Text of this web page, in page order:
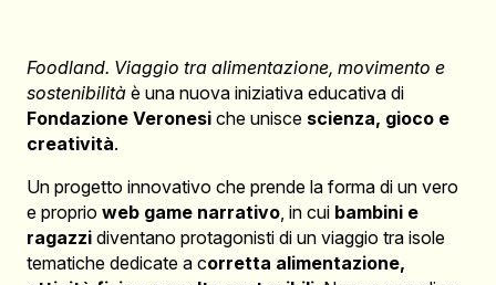
Foodland. Viaggio tra alimentazione, movimento e
sostenibilità è una nuova iniziativa educativa di
Fondazione Veronesi che unisce scienza, gioco e
creatività.
Un progetto innovativo che prende la forma di un vero
e proprio web game narrativo , in cui bambini e
ragazzi diventano protagonisti di un viaggio tra isole
tematiche dedicate a corretta alimentazione,